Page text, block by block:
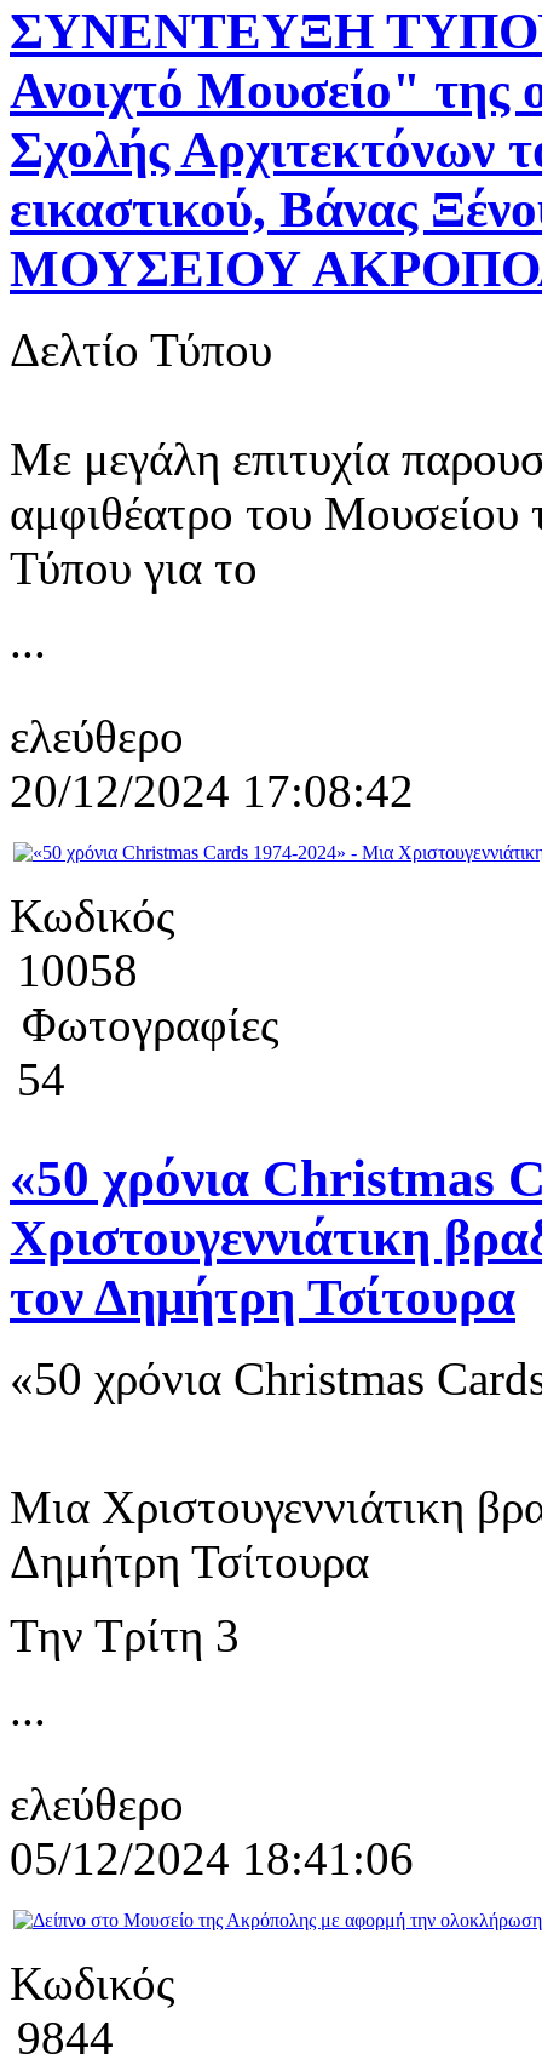
ΣΥΝΕΝΤΕΥΞΗ ΤΥΠΟΥ
Ανοιχτό Μουσείο" της
Σχολής Αρχιτεκτόνων
εικαστικού, Βάνας
ΜΟΥΣΕΙΟΥ
Δελτίο Τύπου
Με μεγάλη επιτυχία
αμφιθέατρο του Μουσείου
Τύπου για το
...
ελεύθερο
20/12/2024 17:08:42
Κωδικός
10058
Φωτογραφίες
54
«50 χρόνια Christmas
Χριστουγεννιάτικη
τον Δημήτρη Τσίτουρα
«50 χρόνια Christmas
Μια Χριστουγεννιάτικη
Δημήτρη Τσίτουρα
Την Τρίτη 3
...
ελεύθερο
05/12/2024 18:41:06
Κωδικός
9844